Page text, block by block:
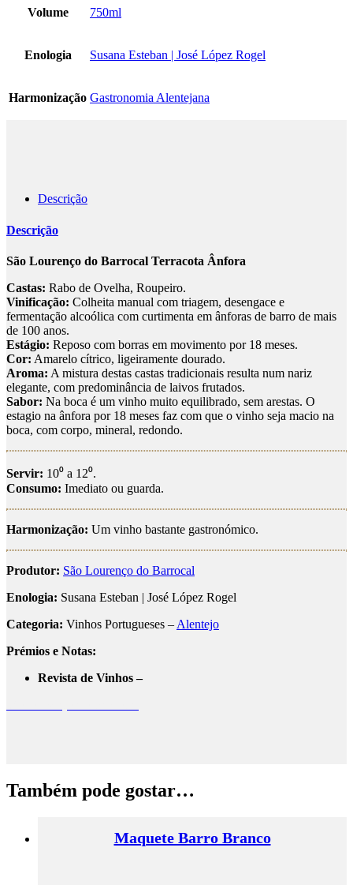
Volume 750ml
Enologia Susana Esteban | José López Rogel
Harmonização Gastronomia Alentejana
Descrição
Descrição
São Lourenço do Barrocal Terracota Ânfora
Castas: Rabo de Ovelha, Roupeiro.
Vinificação: Colheita manual com triagem, desengace e
fermentação alcoólica com curtimenta em ânforas de barro de mais
de 100 anos.
Estágio: Reposo com borras em movimento por 18 meses.
Cor: Amarelo cítrico, ligeiramente dourado.
Aroma: A mistura destas castas tradicionais resulta num nariz
elegante, com predominância de laivos frutados.
Sabor: Na boca é um vinho muito equilibrado, sem arestas. O
estagio na ânfora por 18 meses faz com que o vinho seja macio na
boca, com corpo, mineral, redondo.
Servir: 10⁰ a 12⁰.
Consumo: Imediato ou guarda.
Harmonização: Um vinho bastante gastronómico.
Produtor: São Lourenço do Barrocal
Enologia: Susana Esteban | José López Rogel
Categoria: Vinhos Portugueses – Alentejo
Prémios e Notas:
Revista de Vinhos –
Também pode gostar…
Maquete Barro Branco